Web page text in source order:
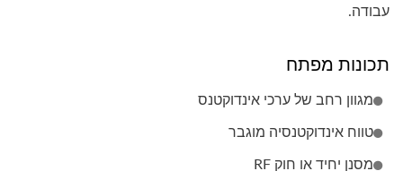
עבודה.
תכונות מפתח
מגוון רחב של ערכי אינדוקטנס
טווח אינדוקטנסיה מוגבר
מסנן יחיד או חוק RF